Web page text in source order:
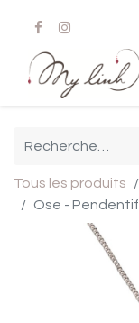
Tous les produits
Ose - Pendentif